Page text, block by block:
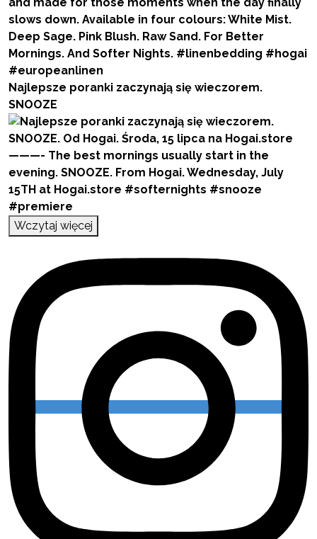
Najlepsze poranki zaczynają się wieczorem.
SNOOZE
Wczytaj więcej